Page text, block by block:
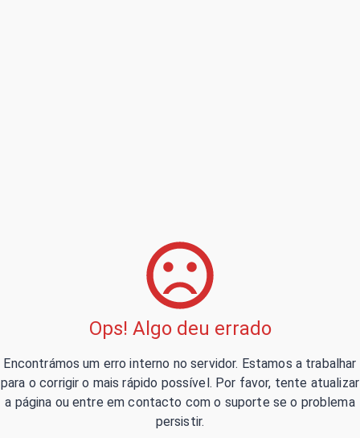
Ops! Algo deu errado
Encontrámos um erro interno no servidor. Estamos a trabalhar
para o corrigir o mais rápido possível. Por favor, tente atualizar
a página ou entre em contacto com o suporte se o problema
persistir.